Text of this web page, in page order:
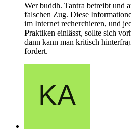
Wer buddh. Tantra betreibt und
falschen Zug. Diese
im Internet recherchieren, und
Praktiken einlässt, sollte sich
dann kann man kritisch
fordert.